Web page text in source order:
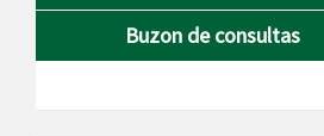
Buzon de consultas